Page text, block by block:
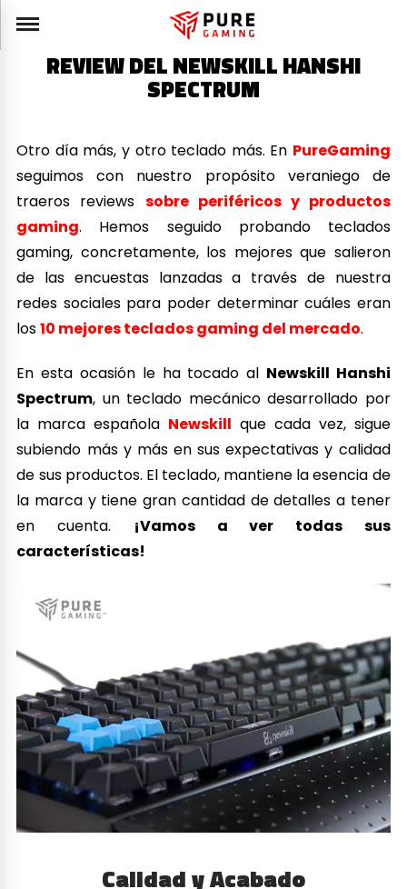
REVIEW DEL NEWSKILL HANSHI
SPECTRUM
Otro día más, y otro teclado más. En PureGaming
seguimos con nuestro propósito veraniego de
traeros reviews sobre periféricos y productos
gaming. Hemos seguido probando teclados
gaming, concretamente, los mejores que salieron
de las encuestas lanzadas a través de nuestra
redes sociales para poder determinar cuáles eran
los10 mejores teclados gaming del mercado.
En esta ocasión le ha tocado al Newskill Hanshi
Spectrum, un teclado mecánico desarrollado por
la marca española Newskill que cada vez, sigue
subiendo más y más en sus expectativas y calidad
de sus productos. El teclado, mantiene la esencia de
la marca y tiene gran cantidad de detalles a tener
en cuenta. ¡Vamos a ver todas sus
características!
Calidad y Acabado